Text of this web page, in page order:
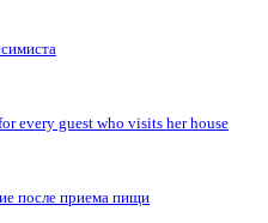
every guest who visits her house
после приема пищи